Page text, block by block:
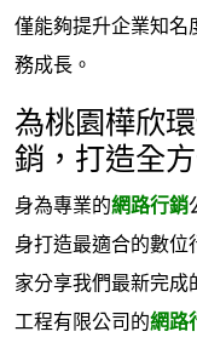
僅能夠提升企業知名
務成長。
為桃園樺欣
銷，打造全
身為專業的網路行銷
身打造最適合的數位
家分享我們最新完成
工程有限公司的網路